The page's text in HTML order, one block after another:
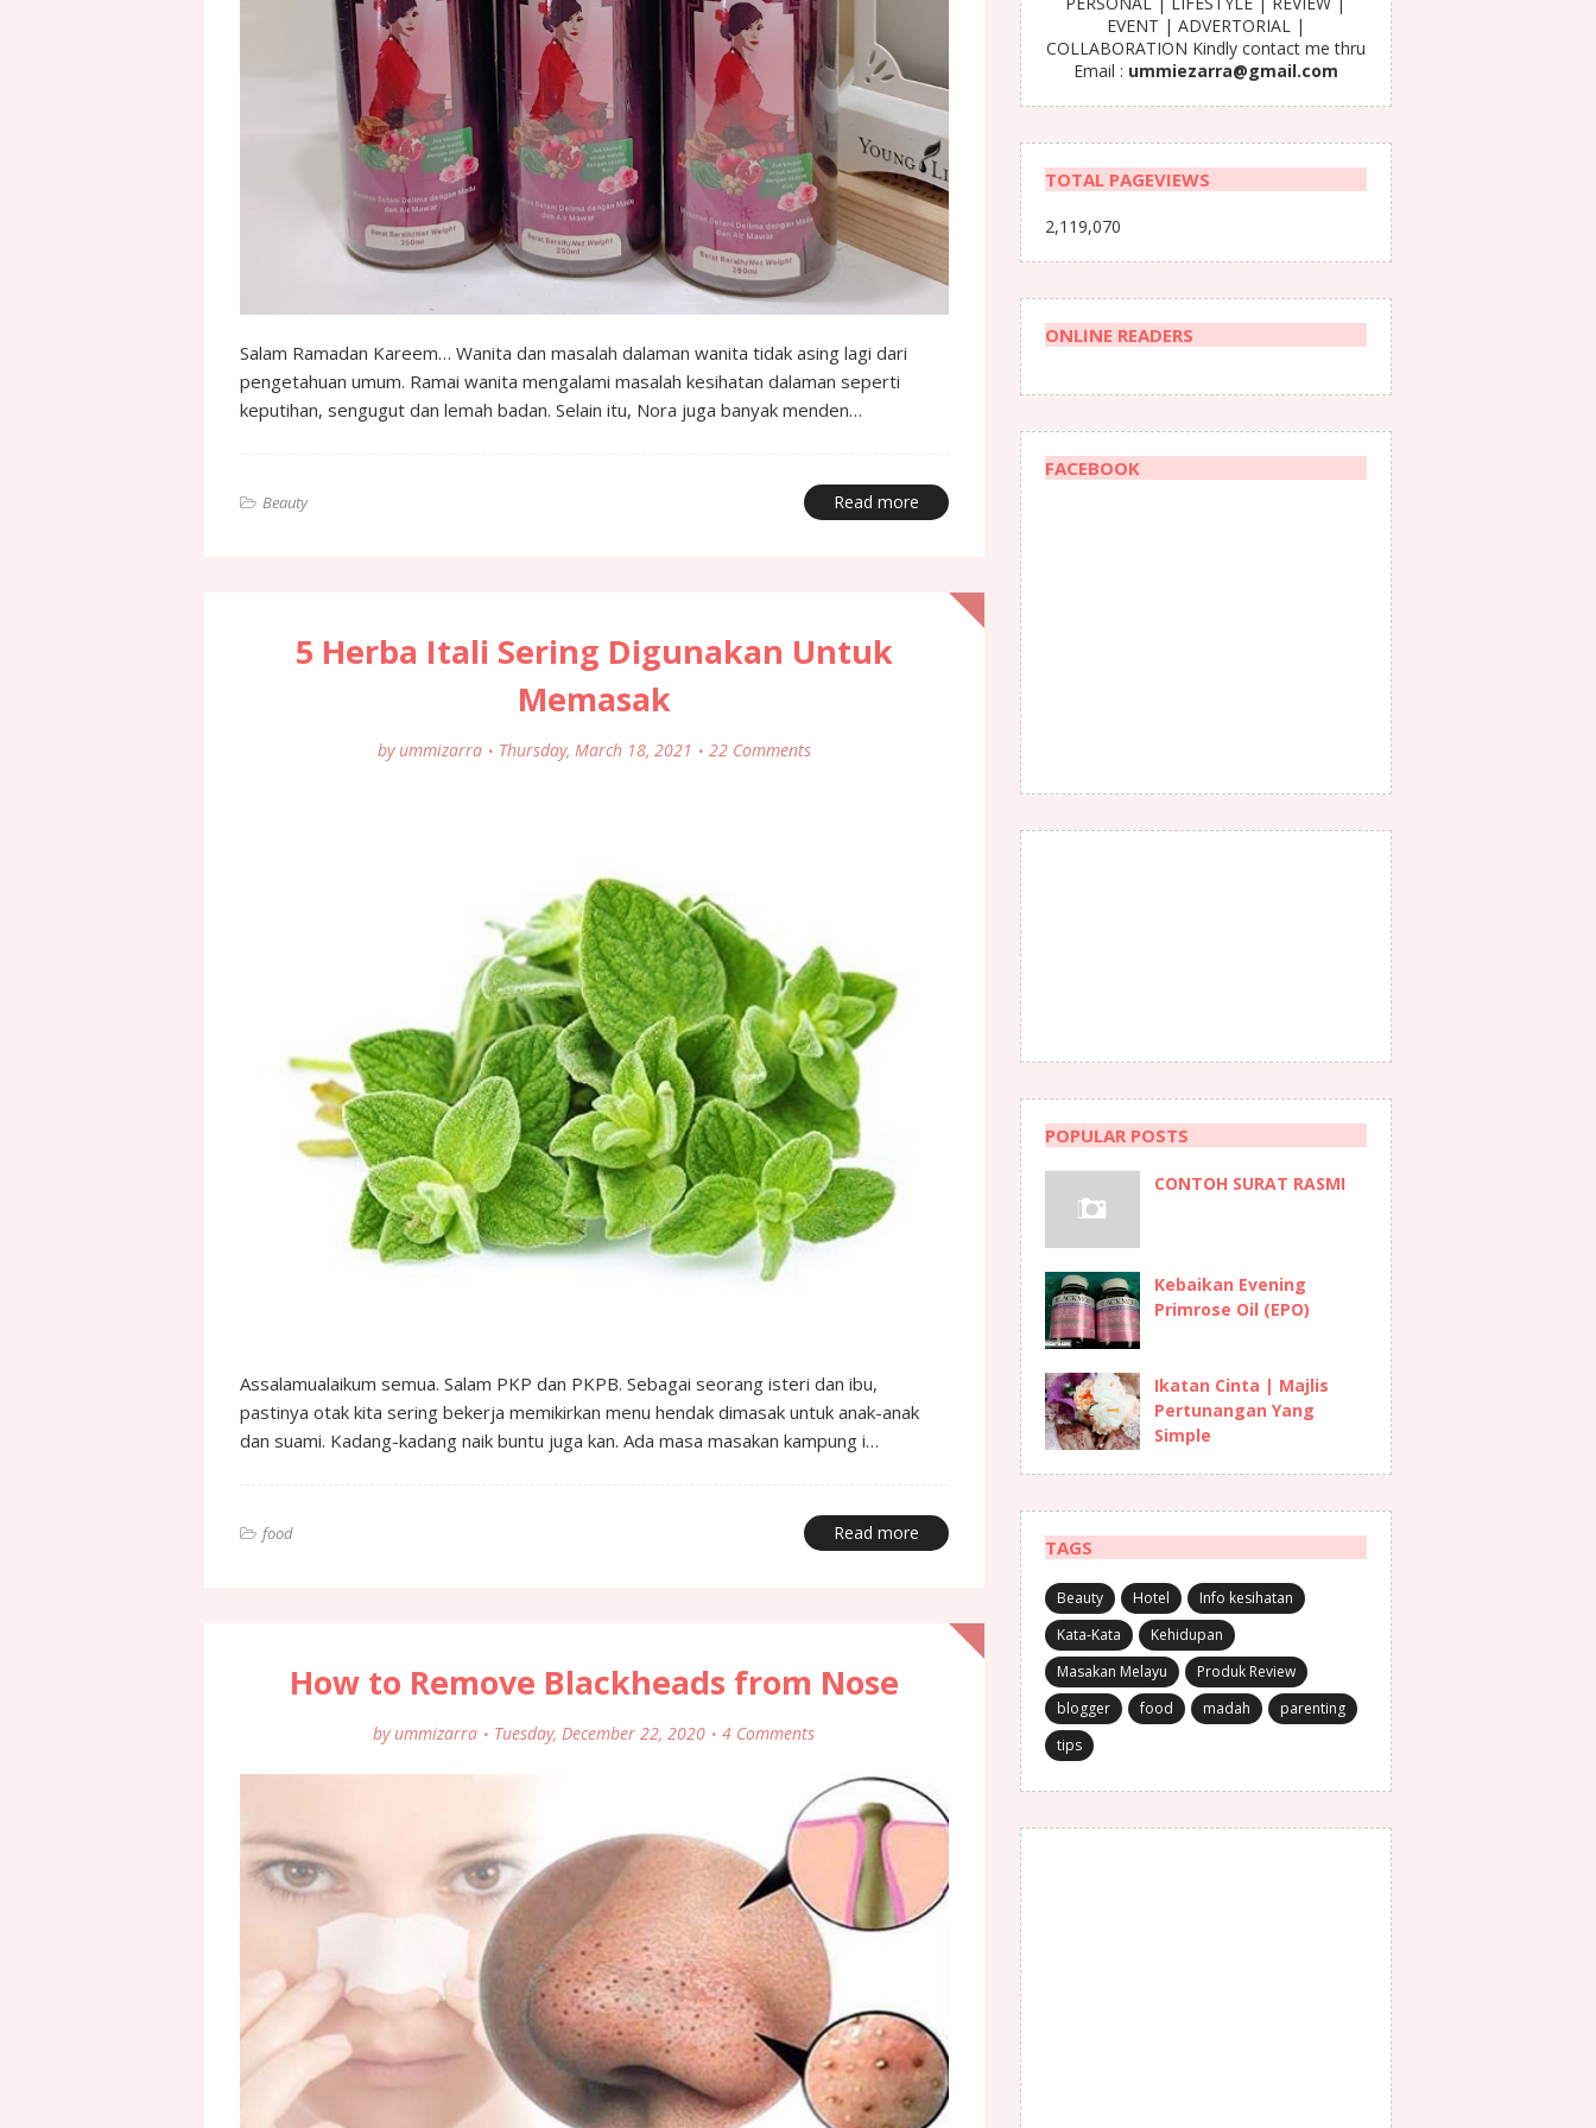
Salam Ramadan Kareem… Wanita dan masalah dalaman wanita tidak asing lagi dari
pengetahuan umum. Ramai wanita mengalami masalah kesihatan dalaman seperti
keputihan, sengugut dan lemah badan. Selain itu, Nora juga banyak menden…
Beauty Read more
5 Herba Itali Sering Digunakan Untuk
Memasak
by ummizarra Thursday, March 18, 2021 22 Comments
Assalamualaikum semua. Salam PKP dan PKPB. Sebagai seorang isteri dan ibu,
pastinya otak kita sering bekerja memikirkan menu hendak dimasak untuk anak-anak
dan suami. Kadang-kadang naik buntu juga kan. Ada masa masakan kampung i…
food Read more
How to Remove Blackheads from Nose
by ummizarra Tuesday, December 22, 2020 4 Comments
EVENT | ADVERTORIAL |
COLLABORATION Kindly contact me thru
Email : ummiezarra@gmail.com
TOTAL PAGEVIEWS
2,119,070
ONLINE READERS
FACEBOOK
POPULAR POSTS
CONTOH SURAT RASMI
Kebaikan Evening
Primrose Oil (EPO)
Ikatan Cinta | Majlis
Pertunangan Yang
Simple
TAGS
Beauty Hotel
Info kesihatan
Kata-Kata
Kehidupan
Masakan Melayu
Produk Review
blogger
food madah
parenting
tips